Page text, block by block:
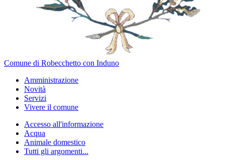
Comune di Robecchetto con Induno
Amministrazione
Novità
Servizi
Vivere il comune
Accesso all'informazione
Acqua
Animale domestico
Tutti gli argomenti...